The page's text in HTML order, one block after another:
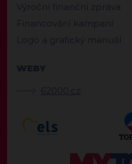
Výroční finanční zpráva
Financování kampaní
Logo a grafický manuál
WEBY
62000.cz